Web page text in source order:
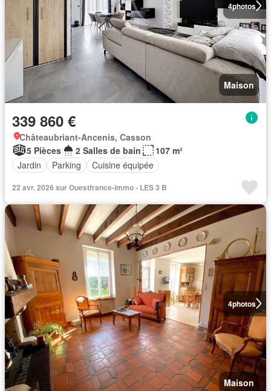
4photos
Maison
339 860 €
Châteaubriant-Ancenis, Casson
5 Pièces
2 Salles de bain
107 m²
Jardin
Parking Cuisine équipée
22 avr. 2026 sur Ouestfrance-immo - LES 3 B
4photos
Maison